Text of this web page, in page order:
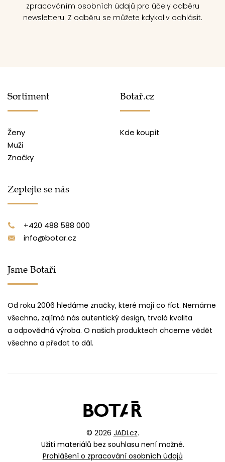
zpracováním osobních údajů pro účely odběru
newsletteru. Z odběru se můžete kdykoliv odhlásit.
Sortiment
Ženy
Muži
Značky
Botař.cz
Kde koupit
Zeptejte se nás
+420 488 588 000
info@botar.cz
Jsme Botaři
Od roku 2006 hledáme značky, které mají co říct. Nemáme
všechno, zajímá nás autentický design, trvalá kvalita
a odpovědná výroba. O našich produktech chceme vědět
všechno a předat to dál.
© 2026 JADI.cz.
Užití materiálů bez souhlasu není možné.
Prohlášení o zpracování osobních údajů